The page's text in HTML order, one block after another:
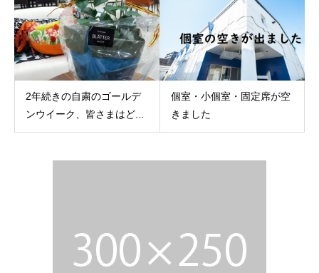
2年続きの自粛のゴールデ
ンウイーク、皆さまはど...
個室・小個室・固定席が空
きました